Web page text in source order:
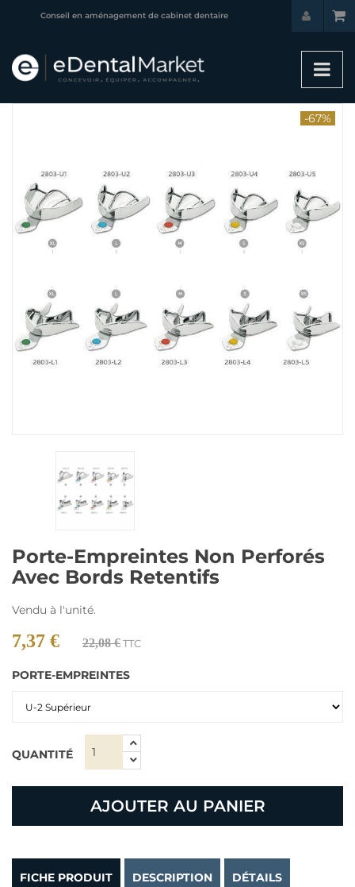
Conseil en aménagement de cabinet dentaire
-67%
Porte-Empreintes Non Perforés
Avec Bords Retentifs
Vendu à l'unité.
7,37 € 22,08 €TTC
PORTE-EMPREINTES
QUANTITÉ
AJOUTER AU PANIER
FICHE PRODUIT DESCRIPTION DÉTAILS